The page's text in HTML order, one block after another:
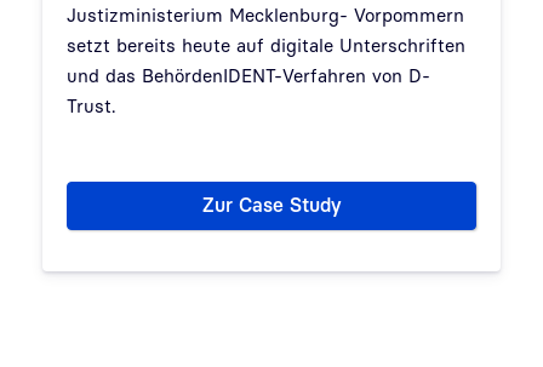
Justizministerium Mecklenburg- Vorpommern
setzt bereits heute auf digitale Unterschriften
und das BehördenIDENT-Verfahren von D-
Trust.
Zur Case Study